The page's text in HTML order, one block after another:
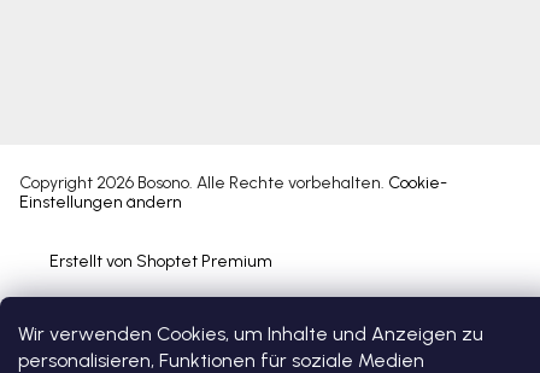
Wir verwenden Cookies, um Inhalte und Anzeigen zu
personalisieren, Funktionen für soziale Medien
Erstellt von Shoptet Premium
Copyright 2026 Bosono. Alle Rechte vorbehalten. Cookie-
Einstellungen ändern